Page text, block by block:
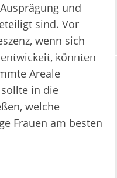
und
sind. Vor
wenn sich
könnten
Areale
in die
welche
Frauen am besten